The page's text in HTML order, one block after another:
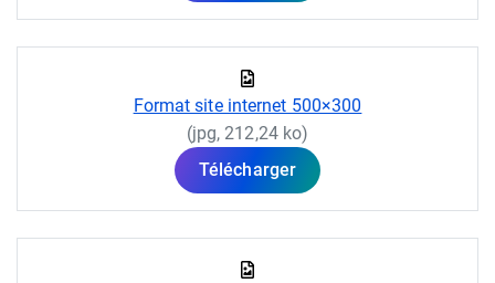
Format site internet 500×300
(jpg, 212,24 ko)
Télécharger